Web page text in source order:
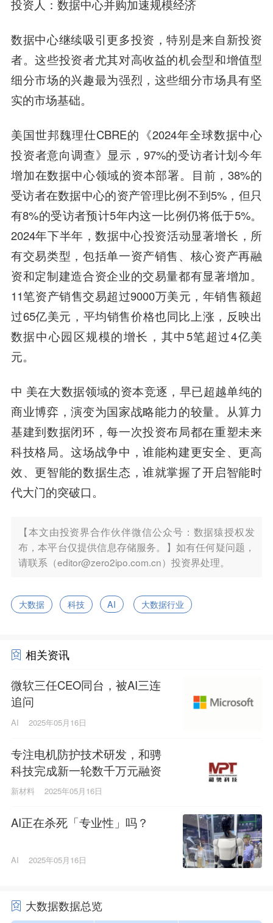
投资人：数据中心并购加速规模经济
数据中心继续吸引更多投资，特别是来自新投资
者。这些投资者尤其对高收益的机会型和增值型
细分市场的兴趣最为强烈，这些细分市场具有坚
实的市场基础。
美国世邦魏理仕CBRE的《2024年全球数据中心
投资者意向调查》显示，97%的受访者计划今年
增加在数据中心领域的资本部署。目前，38%的
受访者在数据中心的资产管理比例不到5%，但只
有8%的受访者预计5年内这一比例仍将低于5%。
2024年下半年，数据中心投资活动显著增长，所
有交易类型，包括单一资产销售、核心资产再融
资和定制建造合资企业的交易量都有显著增加。
11笔资产销售交易超过9000万美元，年销售额超
过65亿美元，平均销售价格也同比上涨，反映出
数据中心园区规模的增长，其中5笔超过4亿美
元。
中 美在大数据领域的资本竞逐，早已超越单纯的
商业博弈，演变为国家战略能力的较量。从算力
基建到数据闭环，每一次投资布局都在重塑未来
科技格局。这场战争中，谁能构建更安全、更高
效、更智能的数据生态，谁就掌握了开启智能时
代大门的突破口。
【本文由投资界合作伙伴微信公众号：数据猿授权发
布，本平台仅提供信息存储服务。】如有任何疑问题，
请联系（editor@zero2ipo.com.cn）投资界处理。
大数据 科技 AI 大数据行业
相关资讯
微软三任CEO同台，被AI三连
追问
AI 2025年05月16日
专注电机防护技术研发，和骋
科技完成新一轮数千万元融资
新材料 2025年05月16日
AI正在杀死「专业性」吗？
AI 2025年05月16日
大数据数据总览